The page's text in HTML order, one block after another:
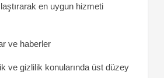
en uygun hizmeti
ve haberler
ve gizlilik konularında üst düzey